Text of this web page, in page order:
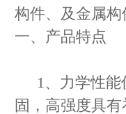
构件、及金属构
一、
1、力学性
固，高强度具